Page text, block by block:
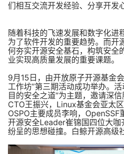
们相互交流开发经验、分享开发
随着科技的飞速发展和数字化进
为了软件开发的重要趋势。而开
何夯实开源安全基石，构筑安全
业实现高质量发展的重要课题。
9月15日，由开放原子开源基金
工作坊”第三期活动成功举办。
目的安全之道”为主题，邀请深
CTO王振兴，Linux基金会亚太
OSPO主要成员李响，
开源安全Leader崔锦国四位大
纷呈的思想碰撞。白鲸开源高级